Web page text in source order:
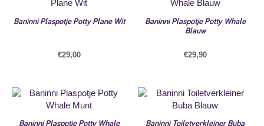
Baninni Plaspotje Potty Plane Wit
€29,00
Baninni Plaspotje Potty Whale
Blauw
€29,90
Baninni Plaspotje Potty Whale Baninni Toiletverkleiner Buba